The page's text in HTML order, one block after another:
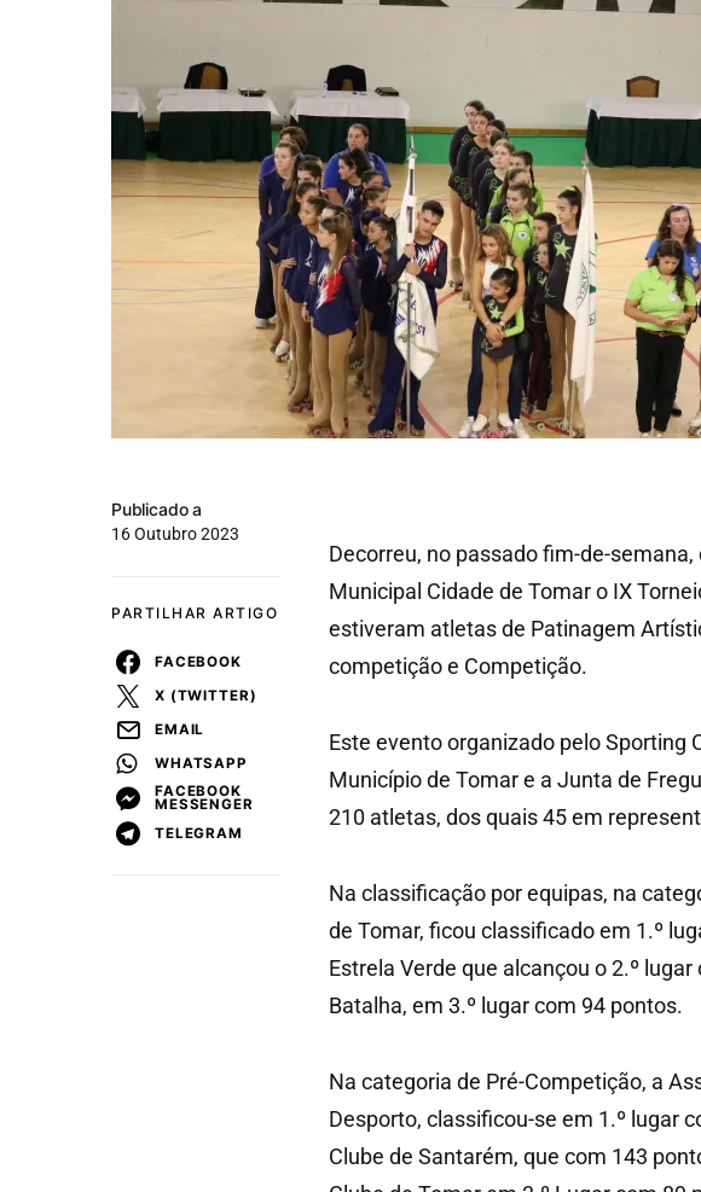
Publicado a
16 Outubro 2023
PARTILHAR ARTIGO
FACEBOOK
X (TWITTER)
EMAIL
WHATSAPP
FACEBOOK
MESSENGER
TELEGRAM
Decorreu, no passado fim-de-
Municipal Cidade de Tomar o IX
estiveram atletas de Patinagem
competição e Competição.
Este evento organizado pelo Sporting
Município de Tomar e a Junta de
210 atletas, dos quais 45 em
Na classificação por equipas, na
de Tomar, ficou classificado em 1.º
Estrela Verde que alcançou o 2.º
Batalha, em 3.º lugar com 94 pontos.
Na categoria de Pré-Competição, a
Desporto, classificou-se em 1.º lugar
Clube de Santarém, que com 143